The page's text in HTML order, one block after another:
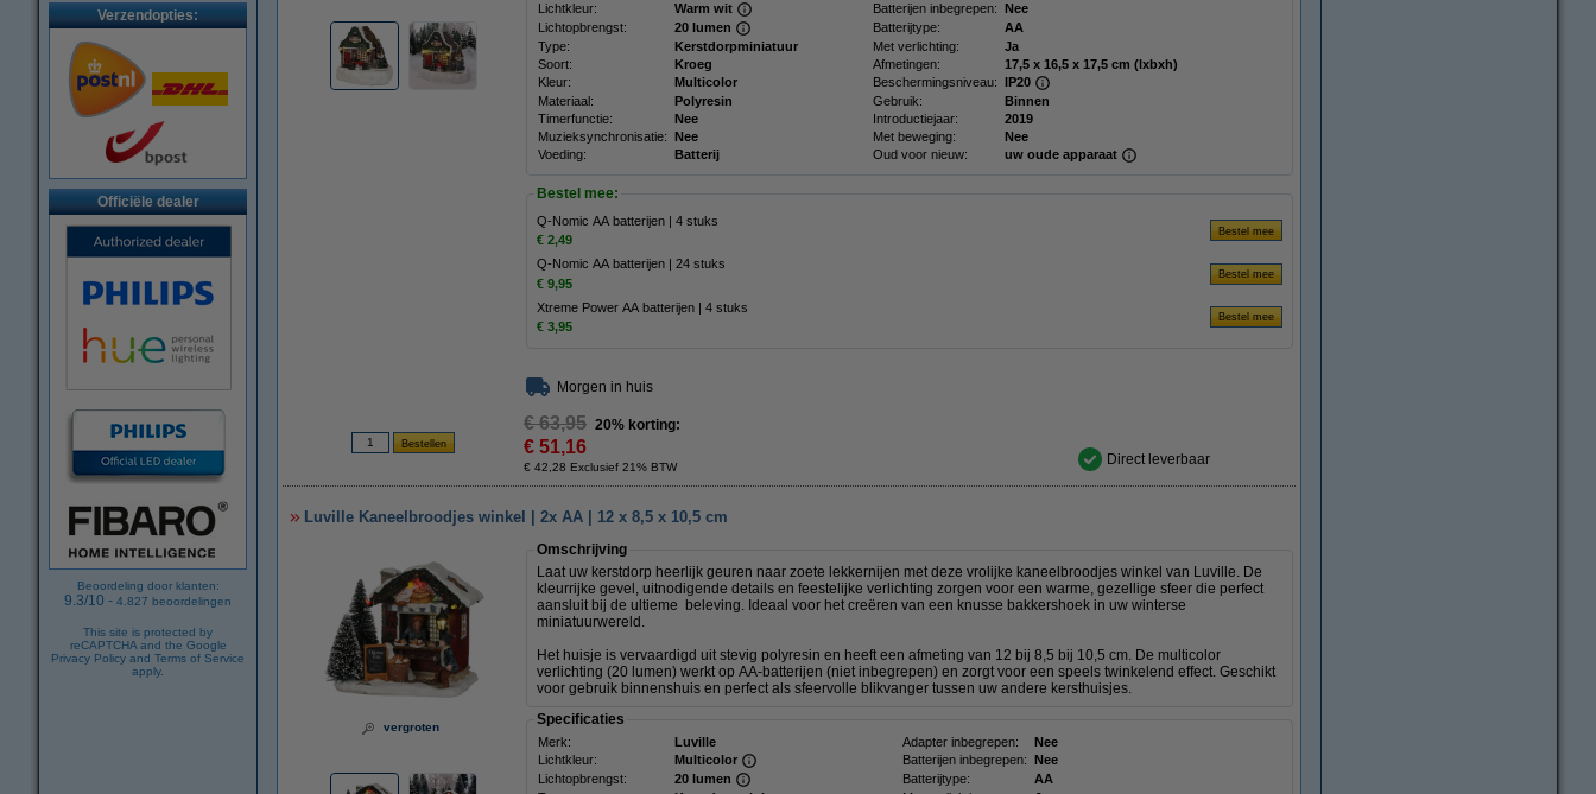
Verzendopties:
Officiële dealer
Beoordeling door klanten:
9.3/10 - 4.827 beoordelingen
This site is protected by
reCAPTCHA and the Google
Privacy Policy and Terms of Service
apply.
Lichtkleur:
Warm wit Batterijen inbegrepen: Nee
Lichtopbrengst:
20 lumen Batterijtype:
AA
Type:
Kerstdorpminiatuur Met verlichting:
Ja
Soort:
Kroeg Afmetingen:
17,5 x 16,5 x 17,5 cm (lxbxh)
Kleur:
Multicolor Beschermingsniveau: IP20
Materiaal:
Polyresin Gebruik:
Binnen
Timerfunctie:
Nee Introductiejaar:
2019
Muzieksynchronisatie: Nee Met beweging:
Nee
Voeding:
Batterij Oud voor nieuw: uw oude apparaat
Bestel mee:
Q-Nomic AA batterijen | 4 stuks
€ 2,49
Q-Nomic AA batterijen | 24 stuks
€ 9,95
Xtreme Power AA batterijen | 4 stuks
€ 3,95
Morgen in huis
€ 63,95 20% korting:
€ 51,16
€ 42,28 Exclusief 21% BTW Direct leverbaar
Luville Kaneelbroodjes winkel | 2x AA | 12 x 8,5 x 10,5 cm
vergroten
Omschrijving
Laat uw kerstdorp heerlijk geuren naar zoete lekkernijen met deze vrolijke kaneelbroodjes winkel van Luville. De
kleurrijke gevel, uitnodigende details en feestelijke verlichting zorgen voor een warme, gezellige sfeer die perfect
aansluit bij de ultieme beleving. Ideaal voor het creëren van een knusse bakkershoek in uw winterse
miniatuurwereld.
Het huisje is vervaardigd uit stevig polyresin en heeft een afmeting van 12 bij 8,5 bij 10,5 cm. De multicolor
verlichting (20 lumen) werkt op AA-batterijen (niet inbegrepen) en zorgt voor een speels twinkelend effect. Geschikt
voor gebruik binnenshuis en perfect als sfeervolle blikvanger tussen uw andere kersthuisjes.
Specificaties
Merk: Luville Adapter inbegrepen:
Nee
Lichtkleur:
Multicolor Batterijen inbegrepen: Nee
Lichtopbrengst:
20 lumen Batterijtype:
AA